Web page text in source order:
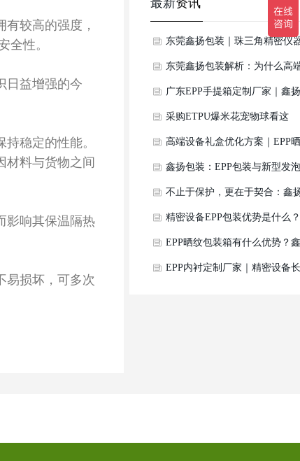
较高的强度，
全性。
日益增强的今
稳定的性能。
材料与货物之间
影响其保温隔热
易损坏，可多次
最新资讯
东莞鑫扬包装｜珠三角精密仪
EPP防护箱定制厂家，专业EPP
一体成型加工
东莞鑫扬包装解析：为什么高
设备周转包装优先选用EPP晒纹
箱体？
广东EPP手提箱定制厂家｜鑫扬
包装精密仪器便携EPP工具箱一
站式开模生产
采购ETPU爆米花宠物球看这
里！鑫扬包装一站式ETPU宠物
玩具定制解决方案
高端设备礼盒优化方案｜EPP晒
纹成型定制一体发泡包装详解
鑫扬包装：EPP包装与新型发泡
材料领域的创新力量
不止于保护，更在于契合：鑫
包装EPP深度定制服务
精密设备EPP包装优势是什么？
定制选型与应用全解析
EPP晒纹包装箱有什么优势？鑫
扬包装浅谈EPP晒纹成型定制要
EPP内衬定制厂家｜精密设备长